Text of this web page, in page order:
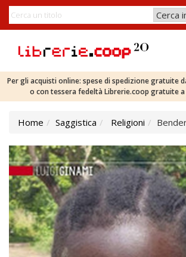
Per gli acquisti online: spese di spedizione gratuite
o con tessera fedeltà Librerie.coop gratuite
Home Saggistica Religioni